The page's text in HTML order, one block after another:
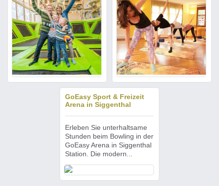
GoEasy Sport & Freizeit
Arena in Siggenthal
Erleben Sie unterhaltsame
Stunden beim Bowling in der
GoEasy Arena in Siggenthal
Station. Die modern...